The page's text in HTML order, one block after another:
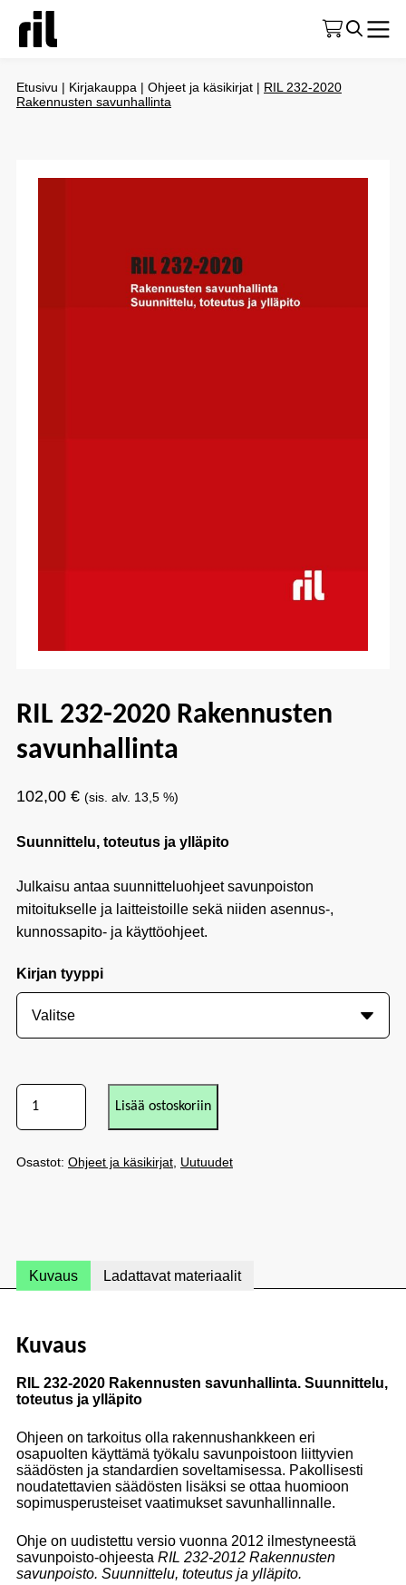
Etusivu | Kirjakauppa | Ohjeet ja käsikirjat | RIL 232-2020
Rakennusten savunhallinta
RIL 232-2020 Rakennusten
savunhallinta
102,00 € (sis. alv. 13,5 %)
Suunnittelu, toteutus ja ylläpito
Julkaisu antaa suunnitteluohjeet savunpoiston
mitoitukselle ja laitteistoille sekä niiden asennus-,
kunnossapito- ja käyttöohjeet.
Kirjan tyyppi
Lisää ostoskoriin
Osastot: Ohjeet ja käsikirjat Uutuudet
Kuvaus Ladattavat materiaalit
Kuvaus
RIL 232-2020 Rakennusten savunhallinta. Suunnittelu,
toteutus ja ylläpito
Ohjeen on tarkoitus olla rakennushankkeen eri
osapuolten käyttämä työkalu savunpoistoon liittyvien
säädösten ja standardien soveltamisessa. Pakollisesti
noudatettavien säädösten lisäksi se ottaa huomioon
sopimusperusteiset vaatimukset savunhallinnalle.
Ohje on uudistettu versio vuonna 2012 ilmestyneestä
savunpoisto-ohjeesta RIL 232-2012 Rakennusten
savunpoisto. Suunnittelu, toteutus ja ylläpito.